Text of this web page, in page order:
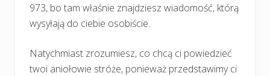
973, bo tam właśnie znajdziesz wiadomość, którą
wysyłają do ciebie osobiście.
Natychmiast zrozumiesz, co chcą ci powiedzieć
twoi aniołowie stróże, ponieważ przedstawimy ci